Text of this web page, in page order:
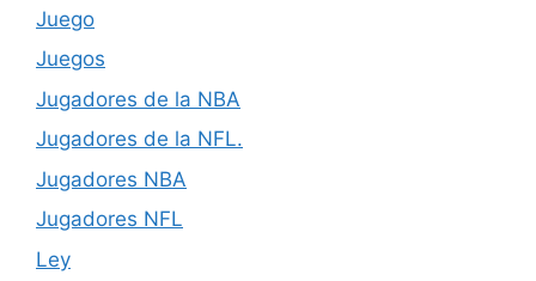
Juego
Juegos
Jugadores de la NBA
Jugadores de la NFL.
Jugadores NBA
Jugadores NFL
Ley